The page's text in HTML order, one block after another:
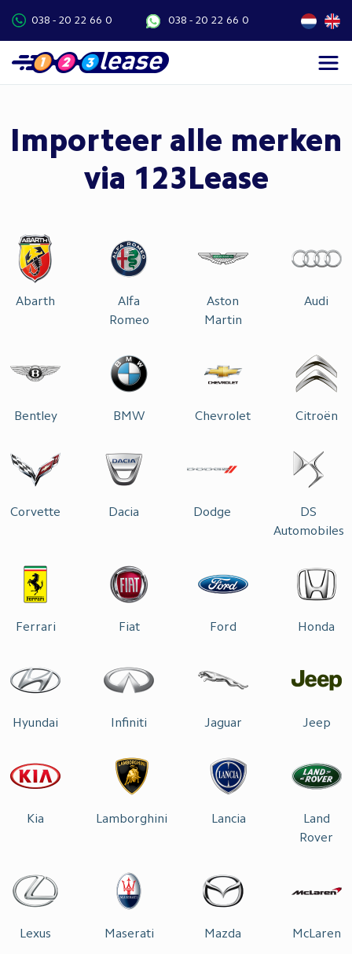
038 - 20 22 66 0 038 - 20 22 66 0
Importeer alle merken
via 123Lease
Abarth
Alfa
Romeo
Aston
Martin
Audi
Bentley BMW Chevrolet Citroën
Corvette Dacia Dodge
DS
Automobiles
Ferrari Fiat Ford Honda
Hyundai Infiniti Jaguar Jeep
Kia Lamborghini Lancia
Land
Rover
Lexus Maserati Mazda McLaren